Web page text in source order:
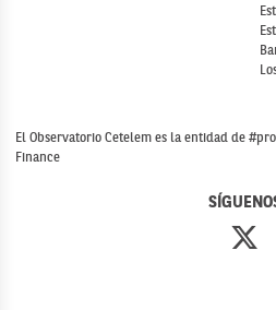
El Observatorio Cetelem es la entidad de
Finance